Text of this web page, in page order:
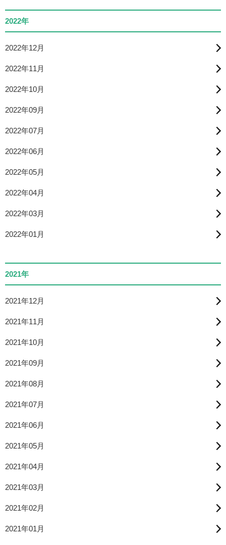
2022年
2022年12月
2022年11月
2022年10月
2022年09月
2022年07月
2022年06月
2022年05月
2022年04月
2022年03月
2022年01月
2021年
2021年12月
2021年11月
2021年10月
2021年09月
2021年08月
2021年07月
2021年06月
2021年05月
2021年04月
2021年03月
2021年02月
2021年01月